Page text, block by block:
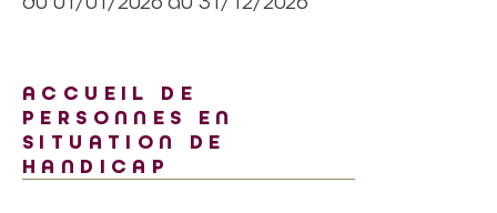
ACCUEIL DE
PERSONNES EN
SITUATION DE
HANDICAP